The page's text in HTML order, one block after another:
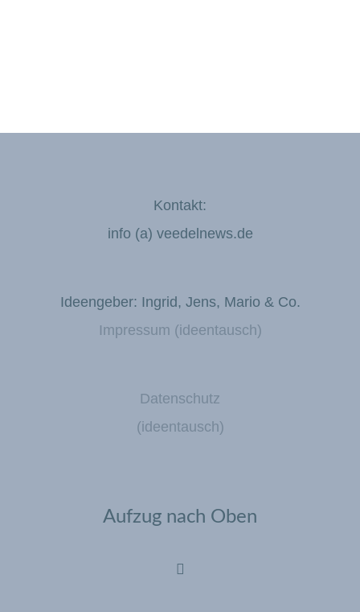
Kontakt:
info (a) veedelnews.de
Ideengeber: Ingrid, Jens, Mario & Co.
Impressum (ideentausch)
Datenschutz
(ideentausch)
Aufzug nach Oben